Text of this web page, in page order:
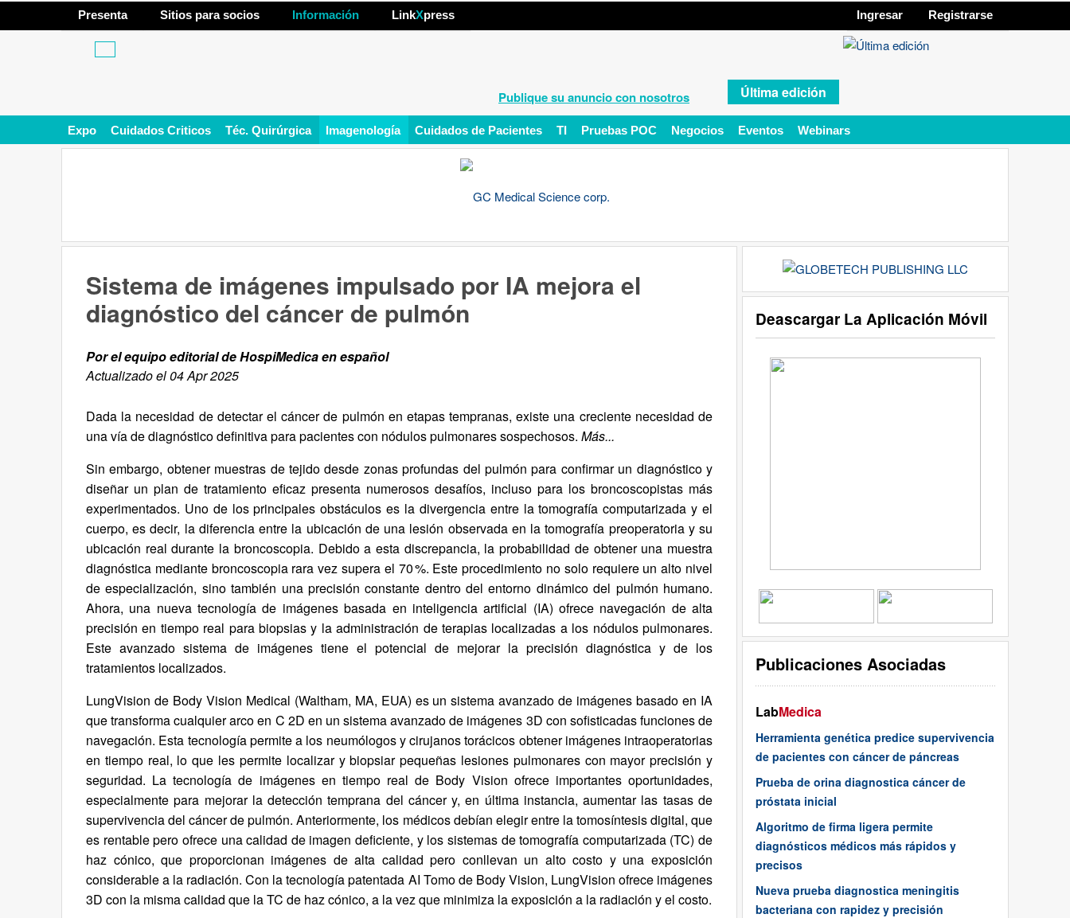
Presenta Sitios para socios Información LinkXpress Ingresar Registrarse
Publique su anuncio con nosotros Última edición
Expo Cuidados Criticos Téc. Quirúrgica Imagenología Cuidados de Pacientes TI Pruebas POC Negocios Eventos Webinars
Deascargar La Aplicación Móvil
Publicaciones Asociadas
LabMedica
Herramienta genética predice supervivencia
de pacientes con cáncer de páncreas
Prueba de orina diagnostica cáncer de
próstata inicial
Algoritmo de firma ligera permite
diagnósticos médicos más rápidos y
precisos
Nueva prueba diagnostica meningitis
bacteriana con rapidez y precisión
Sistema de imágenes impulsado por IA mejora el
diagnóstico del cáncer de pulmón
Por el equipo editorial de HospiMedica en español
Actualizado el 04 Apr 2025
Dada la necesidad de detectar el cáncer de pulmón en etapas tempranas, existe una creciente necesidad de
una vía de diagnóstico definitiva para pacientes con nódulos pulmonares sospechosos. Más...
Sin embargo, obtener muestras de tejido desde zonas profundas del pulmón para confirmar un diagnóstico y
diseñar un plan de tratamiento eficaz presenta numerosos desafíos, incluso para los broncoscopistas más
experimentados. Uno de los principales obstáculos es la divergencia entre la tomografía computarizada y el
cuerpo, es decir, la diferencia entre la ubicación de una lesión observada en la tomografía preoperatoria y su
ubicación real durante la broncoscopia. Debido a esta discrepancia, la probabilidad de obtener una muestra
diagnóstica mediante broncoscopia rara vez supera el 70 %. Este procedimiento no solo requiere un alto nivel
de especialización, sino también una precisión constante dentro del entorno dinámico del pulmón humano.
Ahora, una nueva tecnología de imágenes basada en inteligencia artificial (IA) ofrece navegación de alta
precisión en tiempo real para biopsias y la administración de terapias localizadas a los nódulos pulmonares.
Este avanzado sistema de imágenes tiene el potencial de mejorar la precisión diagnóstica y de los
tratamientos localizados.
LungVision de Body Vision Medical (Waltham, MA, EUA) es un sistema avanzado de imágenes basado en IA
que transforma cualquier arco en C 2D en un sistema avanzado de imágenes 3D con sofisticadas funciones de
navegación. Esta tecnología permite a los neumólogos y cirujanos torácicos obtener imágenes intraoperatorias
en tiempo real, lo que les permite localizar y biopsiar pequeñas lesiones pulmonares con mayor precisión y
seguridad. La tecnología de imágenes en tiempo real de Body Vision ofrece importantes oportunidades,
especialmente para mejorar la detección temprana del cáncer y, en última instancia, aumentar las tasas de
supervivencia del cáncer de pulmón. Anteriormente, los médicos debían elegir entre la tomosíntesis digital, que
es rentable pero ofrece una calidad de imagen deficiente, y los sistemas de tomografía computarizada (TC) de
haz cónico, que proporcionan imágenes de alta calidad pero conllevan un alto costo y una exposición
considerable a la radiación. Con la tecnología patentada AI Tomo de Body Vision, LungVision ofrece imágenes
3D con la misma calidad que la TC de haz cónico, a la vez que minimiza la exposición a la radiación y el costo.